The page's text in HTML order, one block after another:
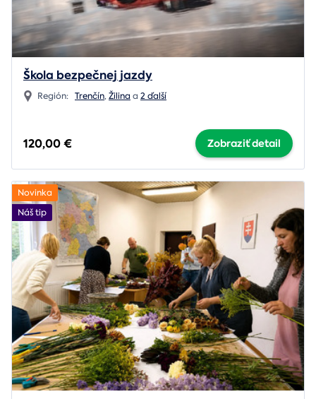
Škola bezpečnej jazdy
Región: Trenčín,Žilina a 2 ďalší
120,00 € Zobraziť detail
Novinka
Náš tip